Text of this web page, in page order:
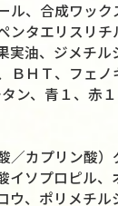
ル、合成ワッ
ンタエリスリ
実油、ジメチ
ＢＨＴ、フェノ
タン、青１、赤
／カプリン酸
イソプロピル
ウ、ポリメチル